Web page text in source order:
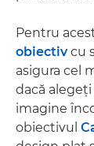
Pentru
obiectivcu
asigura cel
dacă
imagine
obiectivul